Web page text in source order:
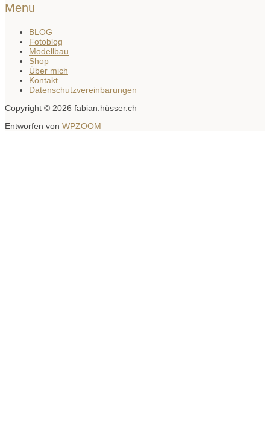
Menu
BLOG
Fotoblog
Modellbau
Shop
Über mich
Kontakt
Datenschutzvereinbarungen
Copyright © 2026 fabian.hüsser.ch
Entworfen von WPZOOM